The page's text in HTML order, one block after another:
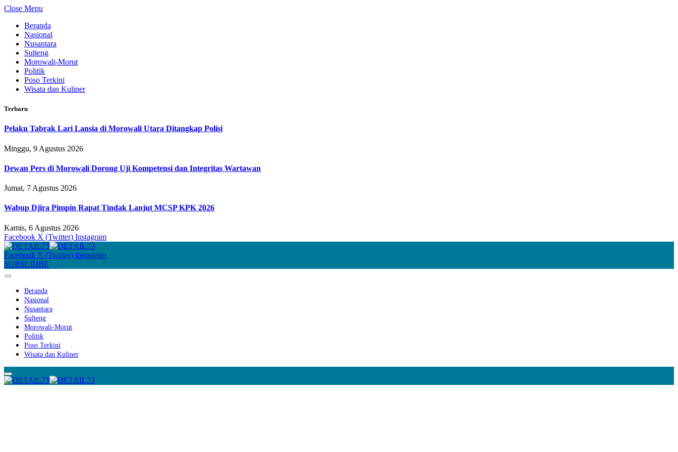
Close Menu
Beranda
Nasional
Nusantara
Sulteng
Morowali-Morut
Politik
Poso Terkini
Wisata dan Kuliner
Terbaru
Pelaku Tabrak Lari Lansia di Morowali Utara Ditangkap Polisi
Minggu, 9 Agustus 2026
Dewan Pers di Morowali Dorong Uji Kompetensi dan Integritas Wartawan
Jumat, 7 Agustus 2026
Wabup Djira Pimpin Rapat Tindak Lanjut MCSP KPK 2026
Kamis, 6 Agustus 2026
Facebook X (Twitter) Instagram
Facebook X (Twitter) Instagram
SUBSCRIBE
Beranda
Nasional
Nusantara
Sulteng
Morowali-Morut
Politik
Poso Terkini
Wisata dan Kuliner